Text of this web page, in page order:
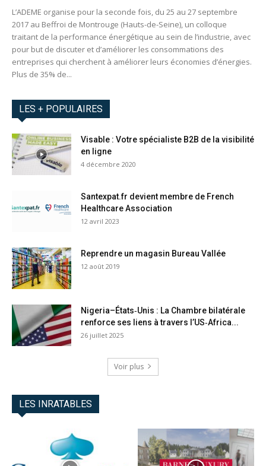
L’ADEME organise pour la seconde fois, du 25 au 27 septembre
2017 au Beffroi de Montrouge (Hauts-de-Seine), un colloque
traitant de la performance énergétique au sein de l’industrie, avec
pour but de discuter et d’améliorer les consommations des
entreprises qui cherchent à améliorer leurs économies d’énergies.
Plus de 35% de...
LES + POPULAIRES
Visable : Votre spécialiste B2B de la visibilité
en ligne
4 décembre 2020
Santexpat.fr devient membre de French
Healthcare Association
12 avril 2023
Reprendre un magasin Bureau Vallée
12 août 2019
Nigeria–États‑Unis : La Chambre bilatérale
renforce ses liens à travers l’US‑Africa...
26 juillet 2025
Voir plus
LES INRATABLES